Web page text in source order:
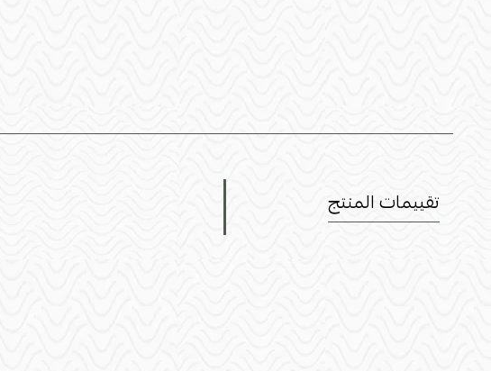
تقييمات المنتج